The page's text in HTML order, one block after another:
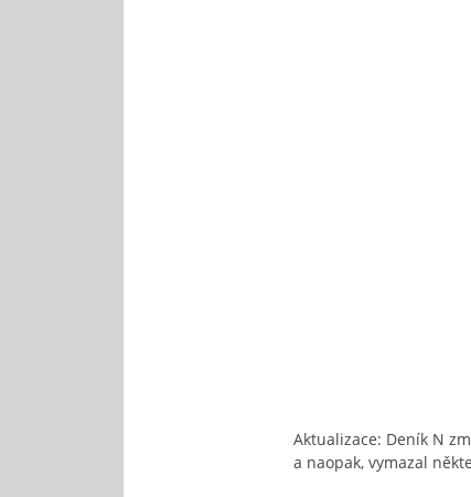
Aktualizace: Deník N
a naopak, vymazal